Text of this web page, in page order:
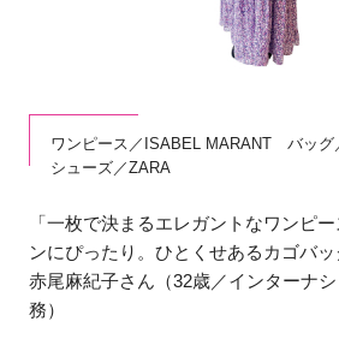
ワンピース／ISABEL MARANT バッ
シューズ／ZARA
「一枚で決まるエレガントなワンピ
ンにぴったり。ひとくせあるカゴバッ
赤尾麻紀子さん（32歳／インターナ
務）